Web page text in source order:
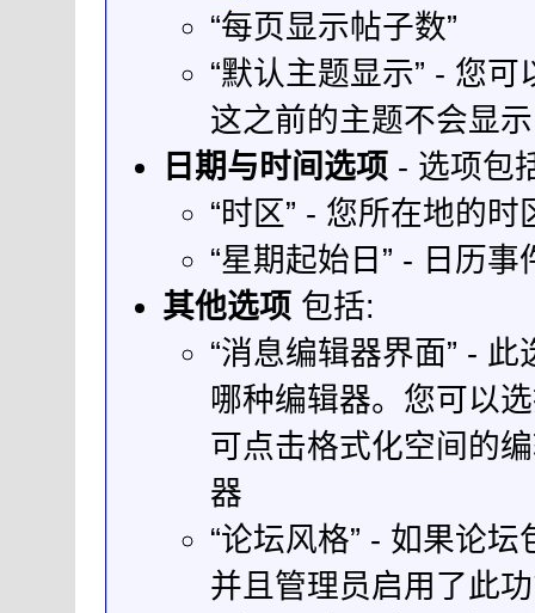
“每页显示帖子数”
“默认主题显示” - 您
这之前的主题不会显
日期与时间选项 - 选项包
“时区” - 您所在地的时
“星期起始日” - 日历事
其他选项 包括:
“消息编辑器界面” -
哪种编辑器。您可以
可点击格式化空间的
器
“论坛风格” - 如果论
并且管理员启用了此